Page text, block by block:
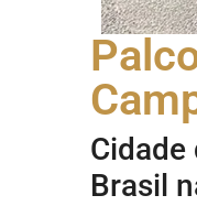
Cidade
Brasil